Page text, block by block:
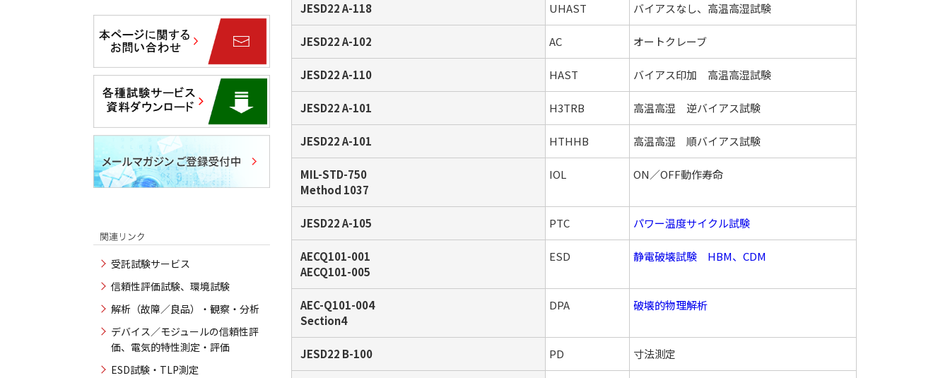
JESD22 A-118 UHAST バイアスなし、高温高湿試験
JESD22 A-102 AC オートクレーブ
JESD22 A-110 HAST バイアス印加 高温高湿試験
JESD22 A-101 H3TRB 高温高湿 逆バイアス試験
JESD22 A-101 HTHHB 高温高湿 順バイアス試験
MIL-STD-750
Method 1037
IOL ON／OFF動作寿命
JESD22 A-105 PTC パワー温度サイクル試験
AECQ101-001
AECQ101-005
ESD 静電破壊試験 HBM、CDM
AEC-Q101-004
Section4
DPA 破壊的物理解析
JESD22 B-100 PD 寸法測定
受託試験サービス
信頼性評価試験、環境試験
解析（故障／良品）・観察・分析
デバイス／モジュールの信頼性評
価、電気的特性測定・評価
ESD試験・TLP測定